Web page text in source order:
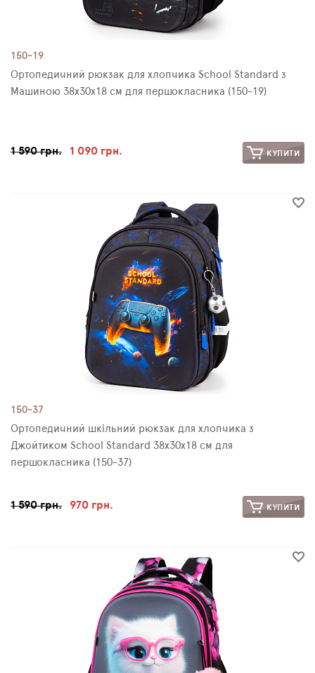
150-19
Ортопедичний рюкзак для хлопчика School Standard з
Машиною 38х30х18 см для першокласника (150-19)
1 590 грн. 1 090 грн. КУПИТИ
150-37
Ортопедичний шкільний рюкзак для хлопчика з
Джойтиком School Standard 38х30х18 см для
першокласника (150-37)
1 590 грн. 970 грн. КУПИТИ